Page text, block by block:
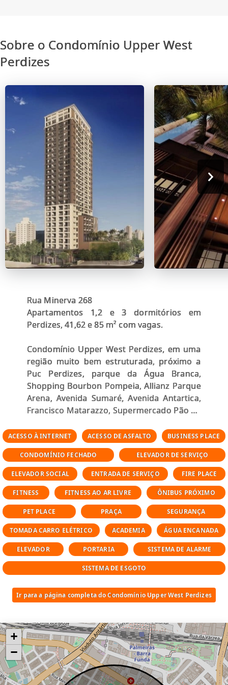
Sobre o Condomínio Upper West
Perdizes
Rua Minerva 268
Apartamentos 1,2 e 3 dormitórios em
Perdizes, 41,62 e 85 m² com vagas.
Condomínio Upper West Perdizes, em uma
região muito bem estruturada, próximo a
Puc Perdizes, parque da Água Branca,
Shopping Bourbon Pompeia, Allianz Parque
Arena, Avenida Sumaré, Avenida Antartica,
Francisco Matarazzo, Supermercado Pão de
Paulo
consulte imóveis à venda e imóveis para
alugar nesse condomínio, entre em contato
Área de Lazer do Upper West Perdizes
Bicicletário
Business Place
Deck molhado
Elevador social
Espaço gourmet
Fitness ao ar livre
Lavanderia
Pet place
Piscina aquecida
Portaria
Praça
Segurança
ACESSO À INTERNET ACESSO DE ASFALTO BUSINESS PLACE
CONDOMÍNIO FECHADO ELEVADOR DE SERVIÇO
ELEVADOR SOCIAL ENTRADA DE SERVIÇO FIRE PLACE
FITNESS FITNESS AO AR LIVRE ÔNIBUS PRÓXIMO
PET PLACE PRAÇA SEGURANÇA
TOMADA CARRO ELÉTRICO ACADEMIA ÁGUA ENCANADA
ELEVADOR PORTARIA SISTEMA DE ALARME
SISTEMA DE ESGOTO
Ir para a página completa do Condomínio Upper West Perdizes
+
−